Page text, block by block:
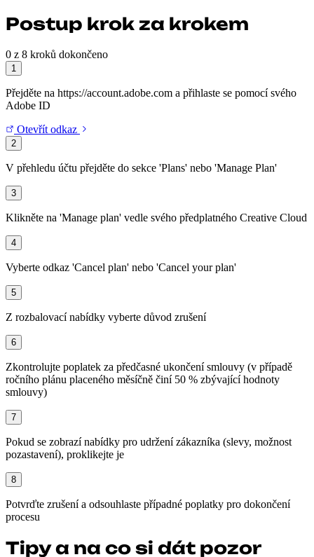
Postup krok za krokem
0 z 8 kroků dokončeno
1
Přejděte na https://account.adobe.com a přihlaste se pomocí svého
Adobe ID
Otevřít odkaz
2
V přehledu účtu přejděte do sekce 'Plans' nebo 'Manage Plan'
3
Klikněte na 'Manage plan' vedle svého předplatného Creative Cloud
4
Vyberte odkaz 'Cancel plan' nebo 'Cancel your plan'
5
Z rozbalovací nabídky vyberte důvod zrušení
6
Zkontrolujte poplatek za předčasné ukončení smlouvy (v případě
ročního plánu placeného měsíčně činí 50 % zbývající hodnoty
smlouvy)
7
Pokud se zobrazí nabídky pro udržení zákazníka (slevy, možnost
pozastavení), proklikejte je
8
Potvrďte zrušení a odsouhlaste případné poplatky pro dokončení
procesu
Tipy a na co si dát pozor